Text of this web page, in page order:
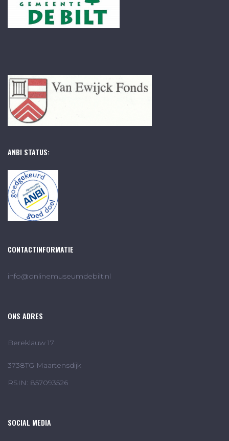
ANBI STATUS:
CONTACTINFORMATIE
info@onlinemuseumdebilt.nl
ONS ADRES
Bereklauw 17
3738TG Maartensdijk
RSIN: 857093526
SOCIAL MEDIA